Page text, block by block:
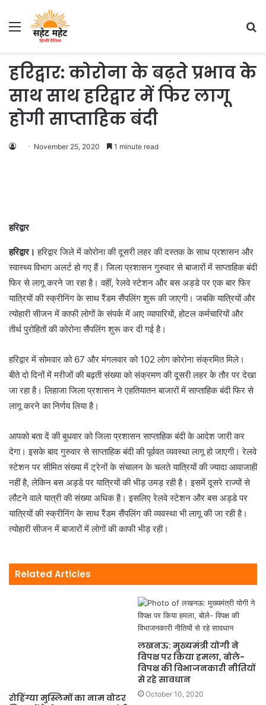
Menu
हरिद्वार: कोरोना के बढ़ते प्रभाव के
साथ साथ हरिद्वार में फिर लागू
होगी साप्ताहिक बंदी
November 25, 2020 1 minute read
हरिद्वार
हरिद्वार। हरिद्वार जिले में कोरोना की दूसरी लहर की दस्तक के साथ प्रशासन और
स्वास्थ्य विभाग अलर्ट हो गए हैं। जिला प्रशासन गुरुवार से बाजारों में साप्ताहिक बंदी
फिर से लागू करने जा रहा है। वहीं, रेलवे स्टेशन और बस अड्डे पर एक बार फिर
यात्रियों की स्क्रीनिंग के साथ रैंडम सैंपलिंग शुरू की जाएगी। जबकि यात्रियों और
त्योहारी सीजन में काफी लोगों के संपर्क में आए व्यापारियों, होटल कर्मचारियों और
तीर्थ पुरोहितों की कोरोना सैंपलिंग शुरू कर दी गई है।
हरिद्वार में सोमवार को 67 और मंगलवार को 102 लोग कोरोना संक्रमित मिले।
बीते दो दिनों में मरीजों की बढ़ती संख्या को संक्रमण की दूसरी लहर के तौर पर देखा
जा रहा है। लिहाजा जिला प्रशासन ने एहतियातन बाजारों में साप्ताहिक बंदी फिर से
लागू करने का निर्णय लिया है।
आपको बता दें की बुधवार को जिला प्रशासन साप्ताहिक बंदी के आदेश जारी कर
देगा। इसके बाद गुरुवार से साप्ताहिक बंदी की पूर्ववत व्यवस्था लागू हो जाएगी। रेलवे
स्टेशन पर सीमित संख्या में ट्रेनों के संचालन के चलते यात्रियों की ज्यादा आवाजाही
नहीं है, लेकिन बस अड्डे पर यात्रियों की भीड़ उमड़ रही है। इसमें दूसरे राज्यों से
लौटने वाले यात्री की संख्या अधिक है। इसलिए रेलवे स्टेशन और बस अड्डे पर
यात्रियों की स्क्रीनिंग के साथ रैंडम सैंपलिंग की व्यवस्था भी लागू की जा रही है।
त्योहारी सीजन में बाजारों में लोगों की काफी भीड़ रही।
Related Articles
रोहिंग्या मुस्लिमों का नाम वोटर
लखनऊ: मुख्यमंत्री योगी ने
विपक्ष पर किया हमला, बोले-
विपक्ष की विभाजनकारी नीतियों
से रहे सावधान
October 10, 2020